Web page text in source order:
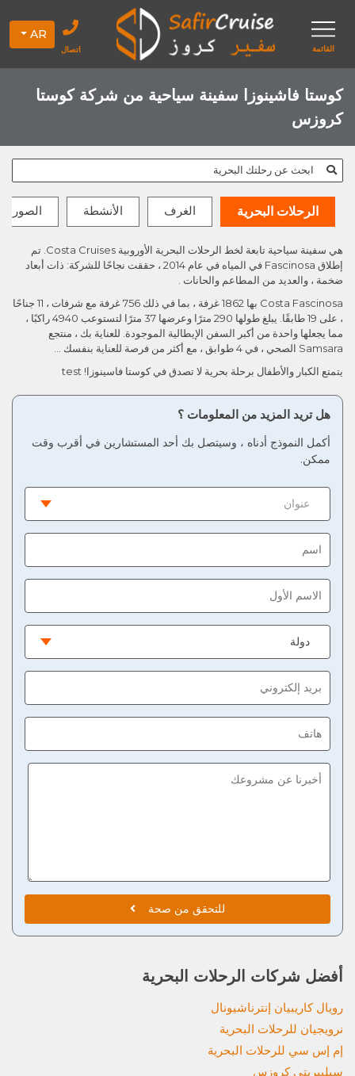
القائمة اتصال
AR
كوستا فاشينوزا سفينة سياحية من شركة كوستا
كروزس
ابحث عن رحلتك البحرية
الرحلات البحرية الغرف الأنشطة الصور
هي سفينة سياحية تابعة لخط الرحلات البحرية الأوروبية Costa Cruises. تم
إطلاق Fascinosa في المياه في عام 2014 ، حققت نجاحًا للشركة: ذات أبعاد
ضخمة ، والعديد من المطاعم والحانات .
Costa Fascinosa بها 1862 غرفة ، بما في ذلك 756 غرفة مع شرفات ، 11 جناحًا
، على 19 طابقًا. يبلغ طولها 290 مترًا وعرضها 37 مترًا لتستوعب 4940 راكبًا ،
مما يجعلها واحدة من أكبر السفن الإيطالية الموجودة. للعناية بك ، منتجع
Samsara الصحي ، في 4 طوابق ، مع أكثر من فرصة للعناية بنفسك ...
يتمتع الكبار والأطفال برحلة بحرية لا تصدق في كوستا فاسينوزا! test
هل تريد المزيد من المعلومات ؟
أكمل النموذج أدناه ، وسيتصل بك أحد المستشارين في أقرب وقت
ممكن.
للتحقق من صحة
أفضل شركات الرحلات البحرية
رويال كاريبيان إنترناشيونال
نرويجيان للرحلات البحرية
إم إس سي للرحلات البحرية
سيليبريتي كروزس